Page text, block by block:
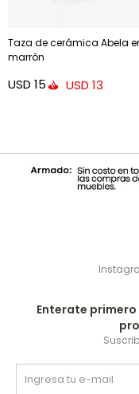
Taza de cerámica Abela
marrón
USD 15 USD 13
Enterate